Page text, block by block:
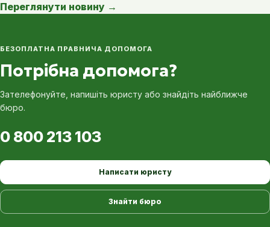
Переглянути новину →
БЕЗОПЛАТНА ПРАВНИЧА ДОПОМОГА
Потрібна допомога?
Зателефонуйте, напишіть юристу або знайдіть найближче
бюро.
0 800 213 103
Написати юристу
Знайти бюро